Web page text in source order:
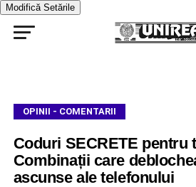
Modifică Setările
OPINII - COMENTARII
Coduri SECRETE pentru
Combinații care
ascunse ale telefonului